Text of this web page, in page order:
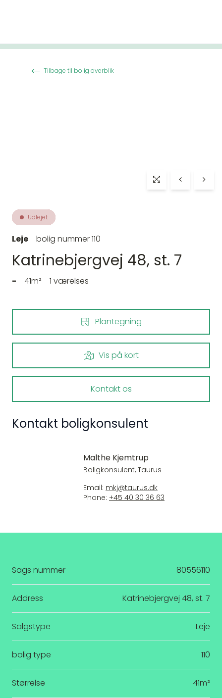
Tilbage til bolig overblik
Udlejet
Leje bolig nummer 110
Katrinebjergvej 48, st. 7
- 41m² 1 værelses
Plantegning
Vis på kort
Kontakt os
Kontakt boligkonsulent
Malthe Kjemtrup
Boligkonsulent, Taurus
Email: mkj@taurus.dk
Phone: +45 40 30 36 63
Sags nummer 80556110
Address Katrinebjergvej 48, st. 7
Salgstype Leje
bolig type 110
Størrelse 41m²